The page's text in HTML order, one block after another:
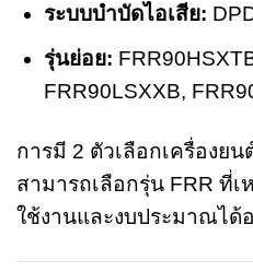
ระบบบำบัดไอเสีย:
รุ่นย่อย:
FRR90LSXXB,
การมี 2 ตัวเลือกเครื่องย
สามารถเลือกรุ่น FRR ที่
ใช้งานและงบประมาณได้